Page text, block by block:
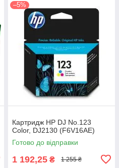
–5%
Картридж HP DJ No.123
Color, DJ2130 (F6V16AE)
Готово до відправки
1 192,25 ₴ 1 255 ₴